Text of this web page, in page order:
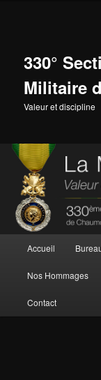
330°
Militaire
Valeur et discipline
principal
Accueil
Nos Hommages
Contact